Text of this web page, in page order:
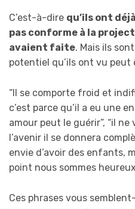
C’est-à-dire qu’ils ont
pas conforme à la
avaient faite. Mais ils
potentiel qu’ils ont vu peut
“Il se comporte froid et
c’est parce qu’il a eu une
amour peut le guérir”, “il ne
l’avenir il se donnera
envie d’avoir des enfants,
point nous sommes
Ces phrases vous